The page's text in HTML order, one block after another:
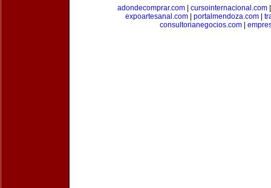
adondecomprar.com| cursointernacional.com
expoartesanal.com| portalmendoza.com|
consultorianegocios.com